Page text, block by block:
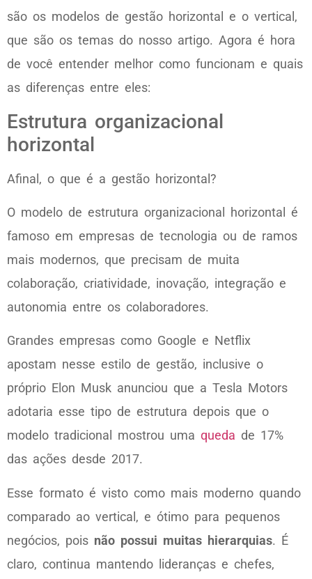
são os modelos de gestão horizontal e o vertical,
que são os temas do nosso artigo. Agora é hora
de você entender melhor como funcionam e quais
as diferenças entre eles:
Estrutura organizacional
horizontal
Afinal, o que é a gestão horizontal?
O modelo de estrutura organizacional horizontal é
famoso em empresas de tecnologia ou de ramos
mais modernos, que precisam de muita
colaboração, criatividade, inovação, integração e
autonomia entre os colaboradores.
Grandes empresas como Google e Netflix
apostam nesse estilo de gestão, inclusive o
próprio Elon Musk anunciou que a Tesla Motors
adotaria esse tipo de estrutura depois que o
modelo tradicional mostrou uma queda de 17%
das ações desde 2017.
Esse formato é visto como mais moderno quando
comparado ao vertical, e ótimo para pequenos
negócios, pois não possui muitas hierarquias. É
claro, continua mantendo lideranças e chefes,